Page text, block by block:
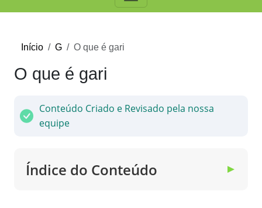
Início G O que é gari
O que é gari
Conteúdo Criado e Revisado pela nossa
equipe
Índice do Conteúdo ▼